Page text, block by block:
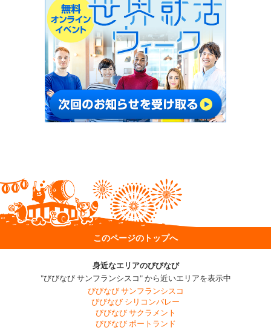
このページのトップへ
身近なエリアのびびなび
"びびなび サンフランシスコ" から近いエリアを表示中
びびなび サンフランシスコ
びびなび シリコンバレー
びびなび サクラメント
びびなび ポートランド